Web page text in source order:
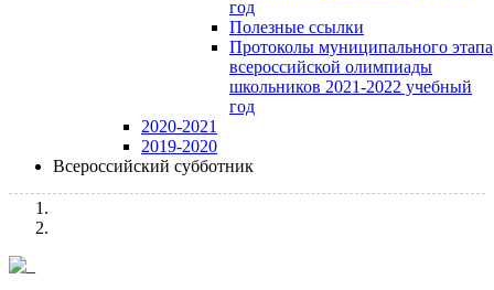
год
Полезные ссылки
Протоколы муниципального этапа
всероссийской олимпиады
школьников 2021-2022 учебный
год
2020-2021
2019-2020
Всероссийский субботник